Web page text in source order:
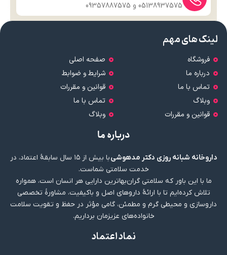
05138937575 و 09357887575
لینک های مهم
فروشگاه
درباره ما
تماس با ما
وبلاگ
قوانین و مقررات
صفحه اصلی
شرایط و ضوابط
قوانین و مقررات
تماس با ما
وبلاگ
درباره ما
داروخانه شبانه روزی دکتر مدهوشی
با بیش از ۱۵ سال سابقهٔ اعتماد، در
خدمت سلامتی شماست.
ما با این باور که سلامتی گران‌بهاترین دارایی هر انسان است، همواره
تلاش کرده‌ایم تا با ارائهٔ داروهای اصل و باکیفیت، مشاورهٔ تخصصی
داروسازی و محیطی گرم و مطمئن، گامی مؤثر در حفظ و تقویت سلامت
خانواده‌های عزیزمان برداریم.
نماد اعتماد